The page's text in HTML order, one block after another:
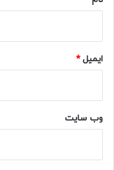
ایمیل*
وب‌ سایت